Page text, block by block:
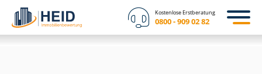
Kostenlose Erstberatung
0800 - 909 02 82